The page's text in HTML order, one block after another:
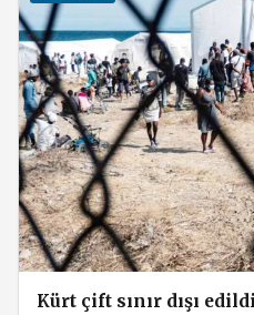
Kürt çift sınır dışı